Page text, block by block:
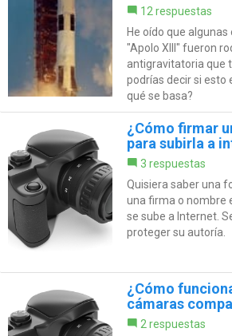
12 respuestas
He oído que
"Apolo XIII" fueron
antigravitatoria que
podrías decir si esto
qué se basa?
¿Cómo firmar
para subirla a
3 respuestas
Quisiera saber una
una firma o nombre
se sube a Internet.
proteger su autoría.
¿Cómo
cámaras
2 respuestas